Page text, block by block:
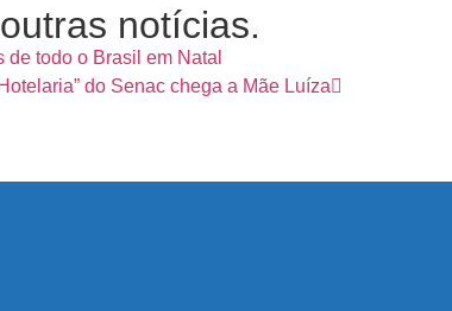
notícias.
todo o Brasil em Natal
do Senac chega a Mãe Luíza